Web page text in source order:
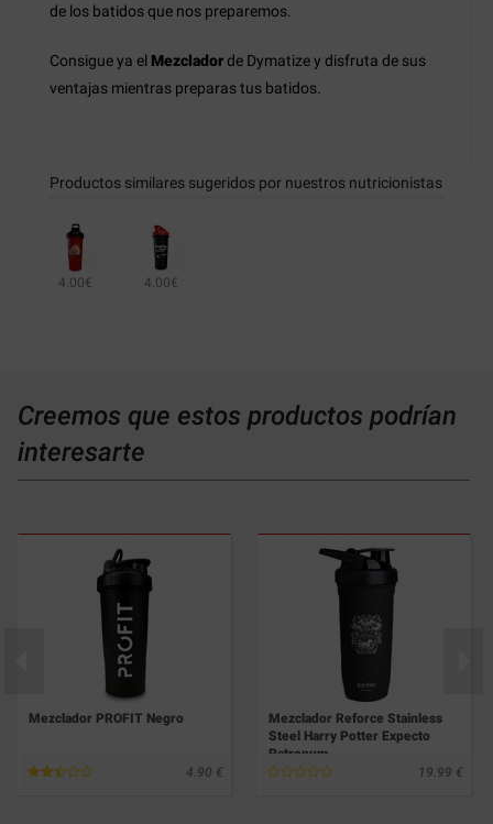
de los batidos que nos preparemos.
Consigue ya el Mezcladorde Dymatize y disfruta de sus
ventajas mientras preparas tus batidos.
Productos similares sugeridos por nuestros nutricionistas
4.00€ 4.00€
Creemos que estos productos podrían
interesarte
Mezclador PROFIT Negro
4.90
Mezclador Reforce Stainless
Steel Harry Potter Expecto
Patronum
19.99